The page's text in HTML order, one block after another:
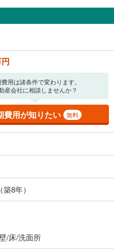
関によって異なります。
す。初期設定で自動入力されてい
出金利とは何ら関係がなく、実際
ら保証するものではありません。返
おります。入力された金利を35年
います。
とがあります。
相談をする 無料
用は諸条件で変わります。
産会社に相談しませんか？
費用が知りたい 無料
8年）
/床/洗面所